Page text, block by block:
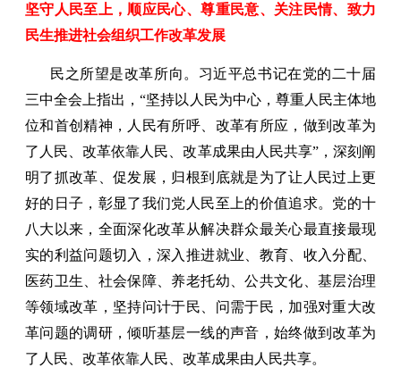
坚守人民至上，顺应民心、尊重民意、关注民情、致力
民生推进社会组织工作改革发展
民之所望是改革所向。习近平总书记在党的二十届
三中全会上指出，“坚持以人民为中心，尊重人民主体地
位和首创精神，人民有所呼、改革有所应，做到改革为
了人民、改革依靠人民、改革成果由人民共享”，深刻阐
明了抓改革、促发展，归根到底就是为了让人民过上更
好的日子，彰显了我们党人民至上的价值追求。党的十
八大以来，全面深化改革从解决群众最关心最直接最现
实的利益问题切入，深入推进就业、教育、收入分配、
医药卫生、社会保障、养老托幼、公共文化、基层治理
等领域改革，坚持问计于民、问需于民，加强对重大改
革问题的调研，倾听基层一线的声音，始终做到改革为
了人民、改革依靠人民、改革成果由人民共享。